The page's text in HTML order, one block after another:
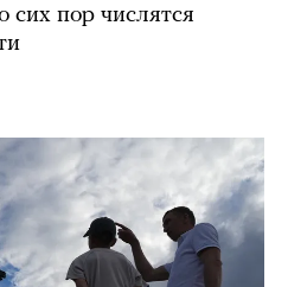
сих пор числятся